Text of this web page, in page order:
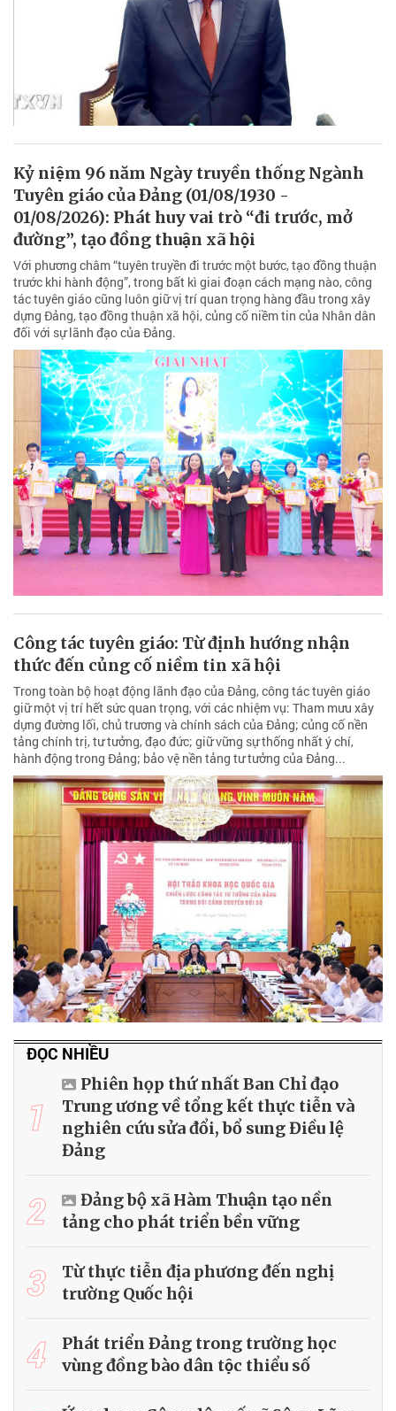
Kỷ niệm 96 năm Ngày truyền thống Ngành
Tuyên giáo của Đảng (01/08/1930 -
01/08/2026): Phát huy vai trò “đi trước, mở
đường”, tạo đồng thuận xã hội
Với phương châm “tuyên truyền đi trước một bước, tạo đồng thuận
trước khi hành động”, trong bất kì giai đoạn cách mạng nào, công
tác tuyên giáo cũng luôn giữ vị trí quan trọng hàng đầu trong xây
dựng Đảng, tạo đồng thuận xã hội, củng cố niềm tin của Nhân dân
đối với sự lãnh đạo của Đảng.
Công tác tuyên giáo: Từ định hướng nhận
thức đến củng cố niềm tin xã hội
Trong toàn bộ hoạt động lãnh đạo của Đảng, công tác tuyên giáo
giữ một vị trí hết sức quan trọng, với các nhiệm vụ: Tham mưu xây
dựng đường lối, chủ trương và chính sách của Đảng; củng cố nền
tảng chính trị, tư tưởng, đạo đức; giữ vững sự thống nhất ý chí,
hành động trong Đảng; bảo vệ nền tảng tư tưởng của Đảng...
ĐỌC NHIỀU
1
Phiên họp thứ nhất Ban Chỉ đạo
Trung ương về tổng kết thực tiễn và
nghiên cứu sửa đổi, bổ sung Điều lệ
Đảng
2
Đảng bộ xã Hàm Thuận tạo nền
tảng cho phát triển bền vững
3
Từ thực tiễn địa phương đến nghị
trường Quốc hội
4
Phát triển Ðảng trong trường học
vùng đồng bào dân tộc thiểu số